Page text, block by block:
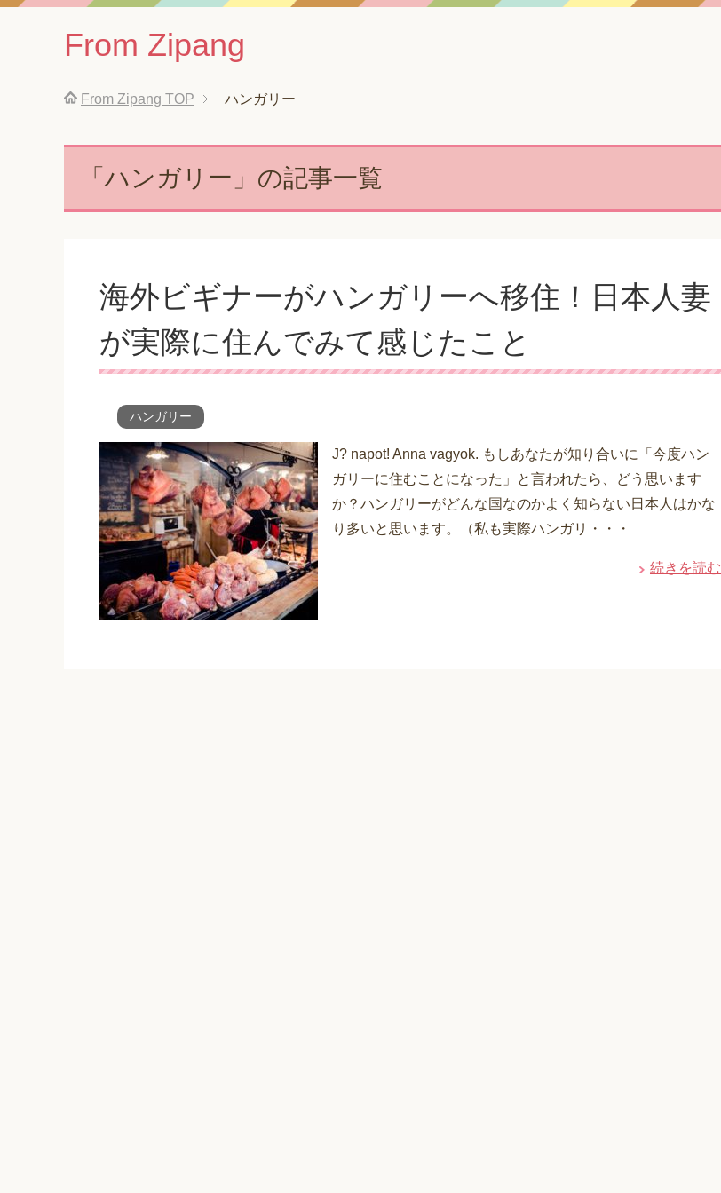
From Zipang
From Zipang TOP ハンガリー
「ハンガリー」の記事一覧
海外ビギナーがハンガリーへ移住！日本人妻
が実際に住んでみて感じたこと
ハンガリー
J? napot! Anna vagyok. もしあなたが知り合いに「今度ハン
ガリーに住むことになった」と言われたら、どう思います
か？ハンガリーがどんな国なのかよく知らない日本人はかな
り多いと思います。（私も実際ハンガリ・・・
続きを読む